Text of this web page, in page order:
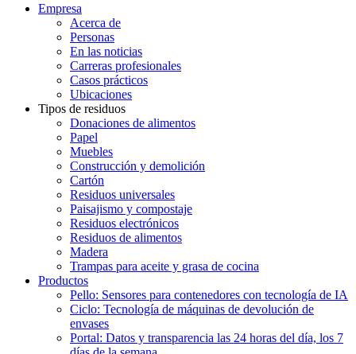
Empresa
Acerca de
Personas
En las noticias
Carreras profesionales
Casos prácticos
Ubicaciones
Tipos de residuos
Donaciones de alimentos
Papel
Muebles
Construcción y demolición
Cartón
Residuos universales
Paisajismo y compostaje
Residuos electrónicos
Residuos de alimentos
Madera
Trampas para aceite y grasa de cocina
Productos
Pello: Sensores para contenedores con tecnología de IA
Ciclo: Tecnología de máquinas de devolución de
envases
Portal: Datos y transparencia las 24 horas del día, los 7